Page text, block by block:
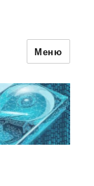
Меню